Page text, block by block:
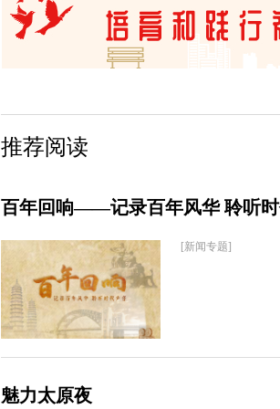
推荐阅读
百年回响——记录百年风华 聆听
[新闻专题]
魅力太原夜